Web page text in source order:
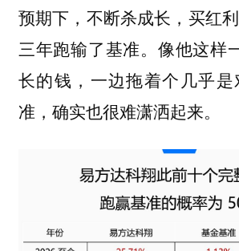
预期下，不断杀成长，买红
三年跑输了基准。像他这样
长的钱，一边拖着个几乎
准，确实也很难潇洒起来。